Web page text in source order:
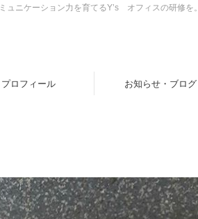
ュニケーション力を育てるY’s オフィスの研修を。
プロフィール お知らせ・ブログ